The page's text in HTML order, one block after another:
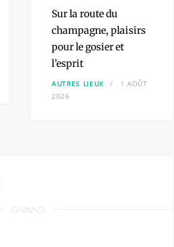
Sur la route du
champagne, plaisirs
pour le gosier et
l’esprit
AUTRES LIEUX
1 AOÛT
2026